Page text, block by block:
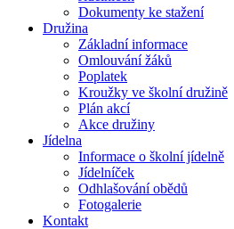
Dokumenty ke stažení
Družina
Základní informace
Omlouvání žáků
Poplatek
Kroužky ve školní družině
Plán akcí
Akce družiny
Jídelna
Informace o školní jídelně
Jídelníček
Odhlašování obědů
Fotogalerie
Kontakt